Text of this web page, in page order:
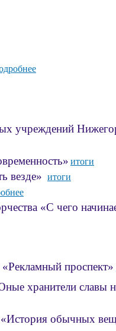
учреждений
итоги
везде» итоги
«С чего
проспект»
хранители славы
«История обычных